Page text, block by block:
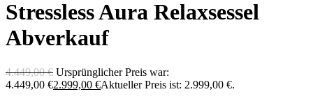
Stressless Aura Relaxsessel
Abverkauf
4.449,00€ Ursprünglicher Preis war:
4.449,00 €2.999,00 €Aktueller Preis ist: 2.999,00 €.